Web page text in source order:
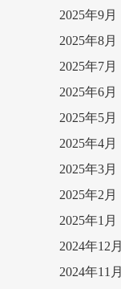
2025年9月
2025年8月
2025年7月
2025年6月
2025年5月
2025年4月
2025年3月
2025年2月
2025年1月
2024年12月
2024年11月